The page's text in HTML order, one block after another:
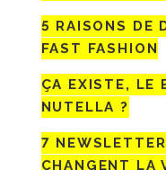
5 RAISONS DE
FAST FASHION
ÇA EXISTE, LE
NUTELLA ?
7
CHANGENT LA